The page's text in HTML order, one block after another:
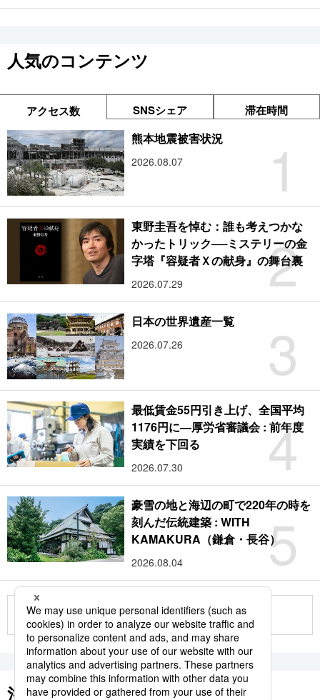
人気のコンテンツ
アクセス数 SNSシェア 滞在時間
1
熊本地震被害状況
2026.08.07
2
東野圭吾を悼む：誰も考えつかな
かったトリック──ミステリーの金
字塔『容疑者Ｘの献身』の舞台裏
2026.07.29
3
日本の世界遺産一覧
2026.07.26
4
最低賃金55円引き上げ、全国平均
1176円に―厚労省審議会 : 前年度
実績を下回る
2026.07.30
5
豪雪の地と海辺の町で220年の時を
刻んだ伝統建築 : WITH
KAMAKURA（鎌倉・長谷）
2026.08.04
もっと見る
注目のキーワード